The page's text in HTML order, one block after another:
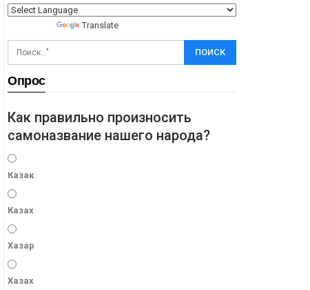
Translate
Опрос
Как правильно произносить
самоназвание нашего народа?
Казак
Казах
Хазар
Хазах